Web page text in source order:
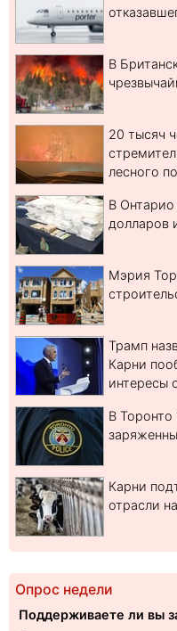
В
20 тысяч
лесного
В
долларов
Мэрия
Трамп
Карни
интересы
В Торонто
Карни
отрасли
Опрос недели
Поддерживаете ли вы